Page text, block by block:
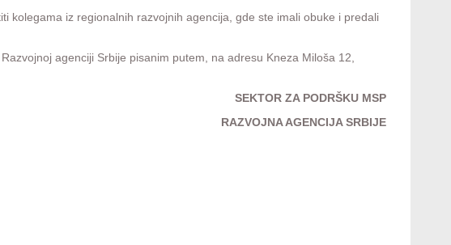
kolegama iz regionalnih razvojnih agencija, gde ste imali obuke i predali
agenciji Srbije pisanim putem, na adresu Kneza Miloša 12,
SEKTOR ZA PODRŠKU MSP
RAZVOJNA AGENCIJA SRBIJE